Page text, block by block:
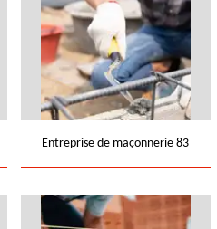
Entreprise de maçonnerie 83